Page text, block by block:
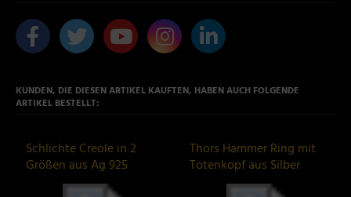
KUNDEN, DIE DIESEN ARTIKEL KAUFTEN, HABEN AUCH FOLGENDE
ARTIKEL BESTELLT:
Schlichte Creole in 2
Größen aus Ag 925
Sterlingsilber
Thors Hammer Ring mit
Totenkopf aus Silber